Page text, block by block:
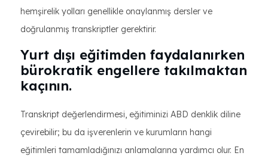
hemşirelik yolları genellikle onaylanmış dersler ve
doğrulanmış transkriptler gerektirir.
Yurt dışı eğitimden faydalanırken
bürokratik engellere takılmaktan
kaçının.
Transkript değerlendirmesi, eğitiminizi ABD denklik diline
çevirebilir; bu da işverenlerin ve kurumların hangi
eğitimleri tamamladığınızı anlamalarına yardımcı olur. En